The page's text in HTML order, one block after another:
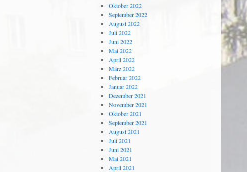
Oktober 2022
September 2022
August 2022
Juli 2022
Juni 2022
Mai 2022
April 2022
März 2022
Februar 2022
Januar 2022
Dezember 2021
November 2021
Oktober 2021
September 2021
August 2021
Juli 2021
Juni 2021
Mai 2021
April 2021